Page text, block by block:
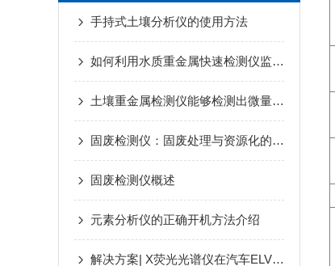
手持式土壤分析仪的使用方法
如何利用水质重金属快速检测仪监测工业废水排放
土壤重金属检测仪能够检测出微量的重金属元素
固废检测仪：固废处理与资源化的关键环节
固废检测仪概述
元素分析仪的正确开机方法介绍
解决方案| X荧光光谱仪在汽车ELV分析中的应用优势